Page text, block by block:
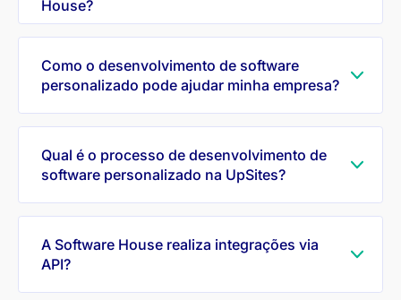
House?
Como o desenvolvimento de software
personalizado pode ajudar minha empresa?
Qual é o processo de desenvolvimento de
software personalizado na UpSites?
A Software House realiza integrações via
API?